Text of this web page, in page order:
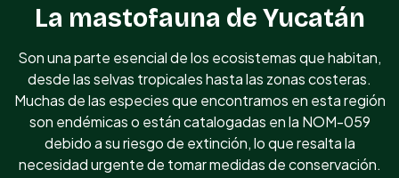
La mastofauna de Yucatán
Son una parte esencial de los ecosistemas que habitan,
desde las selvas tropicales hasta las zonas costeras.
Muchas de las especies que encontramos en esta región
son endémicas o están catalogadas en la NOM-059
debido a su riesgo de extinción, lo que resalta la
necesidad urgente de tomar medidas de conservación.